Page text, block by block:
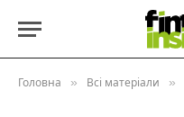
Головна » Всі матеріали »